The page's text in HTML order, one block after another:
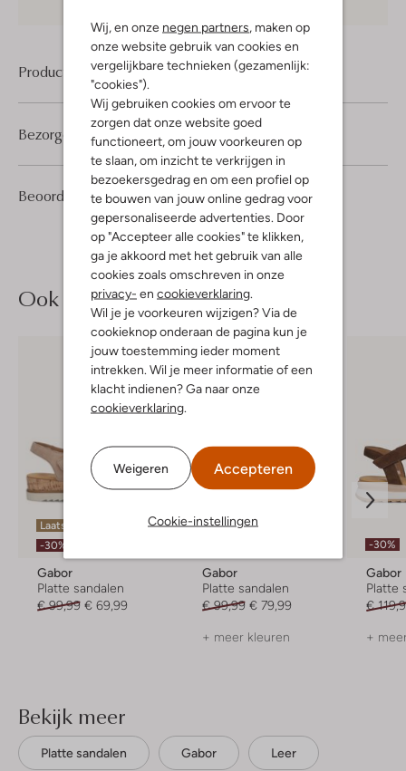
Wij, en onze negen partners, maken op
onze website gebruik van cookies en
vergelijkbare technieken (gezamenlijk:
"cookies").
Wij gebruiken cookies om ervoor te
zorgen dat onze website goed
functioneert, om jouw voorkeuren op
te slaan, om inzicht te verkrijgen in
bezoekersgedrag en om een profiel op
te bouwen van jouw online gedrag voor
gepersonaliseerde advertenties. Door
op "Accepteer alle cookies" te klikken,
ga je akkoord met het gebruik van alle
cookies zoals omschreven in onze
privacy- en cookieverklaring.
Wil je je voorkeuren wijzigen? Via de
cookieknop onderaan de pagina kun je
jouw toestemming ieder moment
intrekken. Wil je meer informatie of een
klacht indienen? Ga naar onze
cookieverklaring.
Weigeren Accepteren
Cookie-instellingen
Product informatie
Beoordelingen (11) 4/5
11
4
Sterren
Bezorgen & retourneren
Ook iets voor jou?
Laatste maten
-30%
Gabor
Platte sandalen
€ 99,99 € 69,99
Gabor
Platte sandalen
€ 99,99 € 79,99
+ meer kleuren
-30%
Gabor
Platte
€
+
Bekijk meer
Platte sandalen Gabor Leer